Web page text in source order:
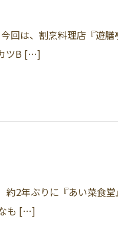
回は、割烹料理店『遊
ツB […]
2年ぶりに『あい菜食
も […]